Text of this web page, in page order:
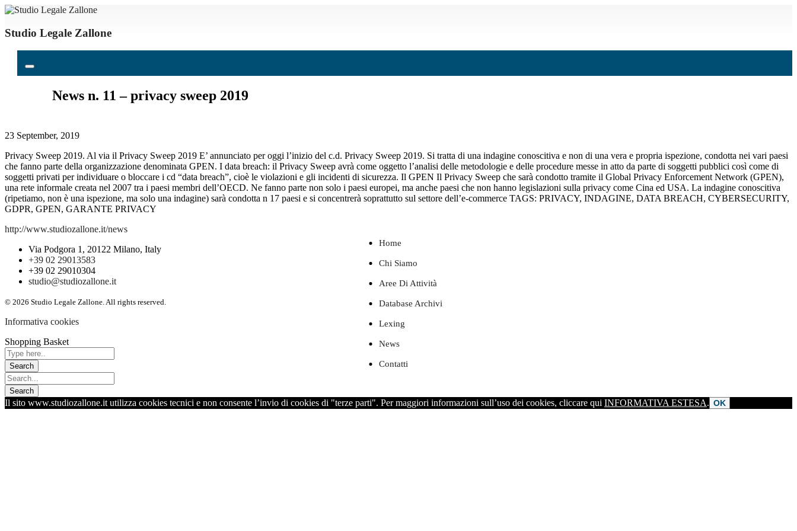
Studio Legale Zallone
Home
Chi Siamo
Aree Di Attività
Database Archivi
Lexing
News
Contatti
News n. 11 – privacy sweep 2019
23 September, 2019
Privacy Sweep 2019. Al via il Privacy Sweep 2019 E’ annunciato per oggi l’inizio del c.d. Privacy Sweep 2019. Si tratta di una indagine conoscitiva e non di una vera e propria ispezione, condotta nei vari paesi
che fanno parte della organizzazione denominata GPEN. I data breach: il Privacy Sweep avrà come oggetto l’analisi delle metodologie e delle procedure messe in atto da parte di soggetti pubblici così come di
soggetti privati per individuare o bloccare i cd “data breach”, cioè le violazioni e gli incidenti di sicurezza. Il GPEN Il Privacy Sweep che sarà condotto tramite il Global Privacy Enforcement Network (GPEN),
una rete informale creata nel 2007 tra i paesi membri dell’OECD. Ne fanno parte non solo i paesi europei, ma anche paesi che non hanno legislazioni sulla privacy come Cina ed USA. La indagine conoscitiva
(ripetiamo, non è una ispezione, ma solo una indagine) sarà condotta n 17 paesi e si concentrerà soprattutto sul settore dell’e-commerce TAGS: PRIVACY, INDAGINE, DATA BREACH, CYBERSECURITY,
GDPR, GPEN, GARANTE PRIVACY
http://www.studiozallone.it/news
Via Podgora 1, 20122 Milano, Italy
+39 02 29013583
+39 02 29010304
studio@studiozallone.it
© 2026 Studio Legale Zallone. All rights reserved.
Informativa cookies
Shopping Basket
Il sito www.studiozallone.it utilizza cookies tecnici e non consente l’invio di cookies di "terze parti". Per maggiori informazioni sull’uso dei cookies, cliccare qui INFORMATIVA ESTESA. OK